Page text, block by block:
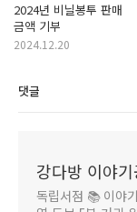
2024년 비닐봉투 판매
금액 기부
2024.12.20
댓글
강다방 이야
독립서점 📚 이야